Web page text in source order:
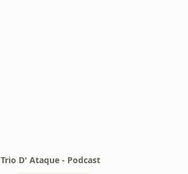
Trio D' Ataque - Podcast